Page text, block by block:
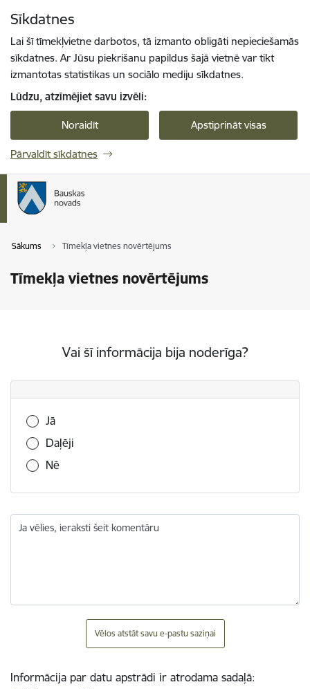
Sīkdatnes
Lai šī tīmekļvietne darbotos, tā izmanto obligāti nepieciešamās
sīkdatnes. Ar Jūsu piekrišanu papildus šajā vietnē var tikt
izmantotas statistikas un sociālo mediju sīkdatnes.
Lūdzu, atzīmējiet savu izvēli:
Noraidīt Apstiprināt visas
Pārvaldīt sīkdatnes
Sākums Tīmekļa vietnes novērtējums
Tīmekļa vietnes novērtējums
Vai šī informācija bija noderīga?
Vai šī informācija bija noderīga?
Jā
Daļēji
Nē
Ja vēlies, ieraksti šeit komentāru
Vēlos atstāt savu e-pastu saziņai
Informācija par datu apstrādi ir atrodama sadaļā: